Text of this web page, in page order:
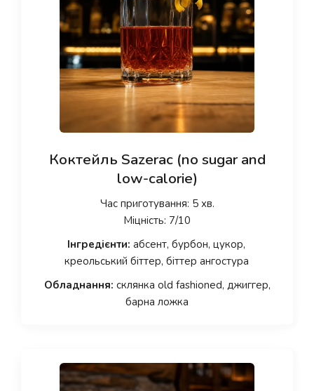
Коктейль Sazerac (no sugar and
low-calorie)
Час приготування: 5 хв.
Міцність: 7/10
Інгредієнти: абсент, бурбон, цукор,
креольський біттер, біттер ангостура
Обладнання: склянка old fashioned, джиггер,
барна ложка